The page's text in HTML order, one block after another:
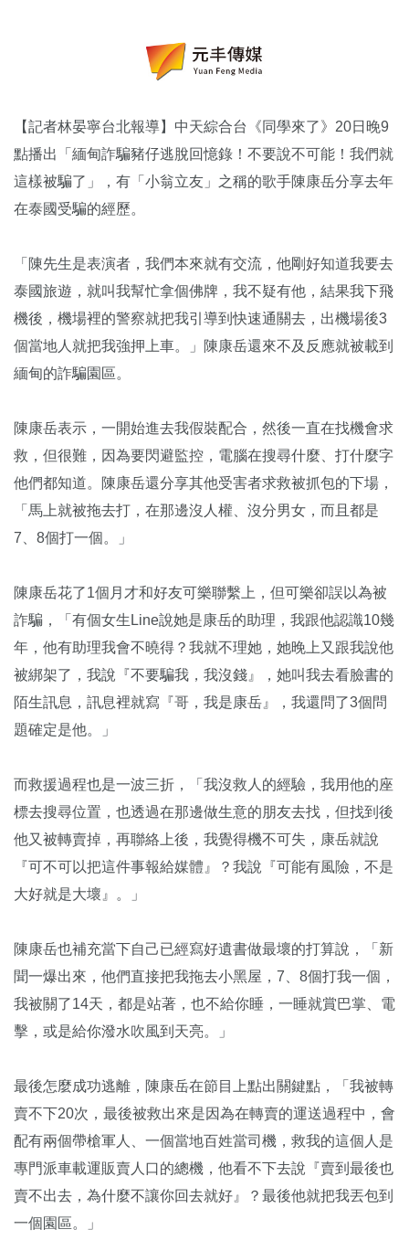
【記者林晏寧台北報導】中天綜合台《同學來了》20日晚9
點播出「緬甸詐騙豬仔逃脫回憶錄！不要說不可能！我們就
這樣被騙了」，有「小翁立友」之稱的歌手陳康岳分享去年
在泰國受騙的經歷。
「陳先生是表演者，我們本來就有交流，他剛好知道我要去
泰國旅遊，就叫我幫忙拿個佛牌，我不疑有他，結果我下飛
機後，機場裡的警察就把我引導到快速通關去，出機場後3
個當地人就把我強押上車。」陳康岳還來不及反應就被載到
緬甸的詐騙園區。
陳康岳表示，一開始進去我假裝配合，然後一直在找機會求
救，但很難，因為要閃避監控，電腦在搜尋什麼、打什麼字
他們都知道。陳康岳還分享其他受害者求救被抓包的下場，
「馬上就被拖去打，在那邊沒人權、沒分男女，而且都是
7、8個打一個。」
陳康岳花了1個月才和好友可樂聯繫上，但可樂卻誤以為被
詐騙，「有個女生Line說她是康岳的助理，我跟他認識10幾
年，他有助理我會不曉得？我就不理她，她晚上又跟我說他
被綁架了，我說『不要騙我，我沒錢』，她叫我去看臉書的
陌生訊息，訊息裡就寫『哥，我是康岳』，我還問了3個問
題確定是他。」
而救援過程也是一波三折，「我沒救人的經驗，我用他的座
標去搜尋位置，也透過在那邊做生意的朋友去找，但找到後
他又被轉賣掉，再聯絡上後，我覺得機不可失，康岳就說
『可不可以把這件事報給媒體』？我說『可能有風險，不是
大好就是大壞』。」
陳康岳也補充當下自己已經寫好遺書做最壞的打算說，「新
聞一爆出來，他們直接把我拖去小黑屋，7、8個打我一個，
我被關了14天，都是站著，也不給你睡，一睡就賞巴掌、電
擊，或是給你潑水吹風到天亮。」
最後怎麼成功逃離，陳康岳在節目上點出關鍵點，「我被轉
賣不下20次，最後被救出來是因為在轉賣的運送過程中，會
配有兩個帶槍軍人、一個當地百姓當司機，救我的這個人是
專門派車載運販賣人口的總機，他看不下去說『賣到最後也
賣不出去，為什麼不讓你回去就好』？最後他就把我丟包到
一個園區。」